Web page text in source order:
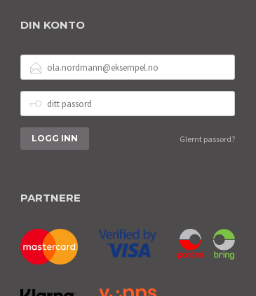
DIN KONTO
POSTADRESSE
PASSORD
Glemt passord?
PARTNERE